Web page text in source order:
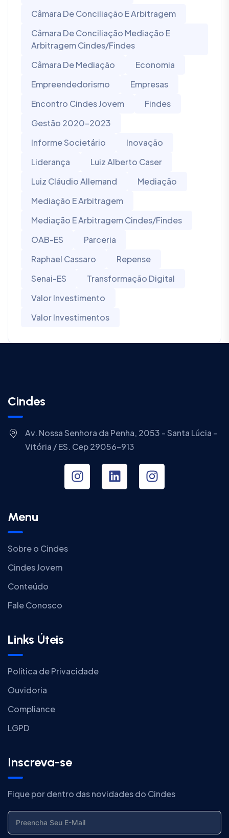
Câmara De Conciliação E Arbitragem
Câmara De Conciliação Mediação E
Arbitragem Cindes/Findes
Câmara De Mediação
Economia
Empreendedorismo
Empresas
Encontro Cindes Jovem
Findes
Gestão 2020-2023
Informe Societário
Inovação
Liderança
Luiz Alberto Caser
Luiz Cláudio Allemand
Mediação
Mediação E Arbitragem
Mediação E Arbitragem Cindes/Findes
OAB-ES
Parceria
Raphael Cassaro
Repense
Senai-ES
Transformação Digital
Valor Investimento
Valor Investimentos
Cindes
Av. Nossa Senhora da Penha, 2053 - Santa Lúcia -
Vitória / ES. Cep 29056-913
Menu
Sobre o Cindes
Cindes Jovem
Conteúdo
Fale Conosco
Links Úteis
Política de Privacidade
Ouvidoria
Compliance
LGPD
Inscreva-se
Fique por dentro das novidades do Cindes